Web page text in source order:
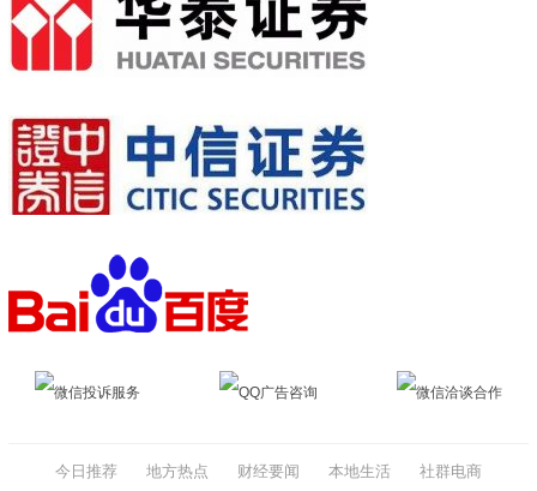
微信投诉服务 QQ广告咨询 微信洽谈合作
今日推荐 地方热点 财经要闻 本地生活 社群电商